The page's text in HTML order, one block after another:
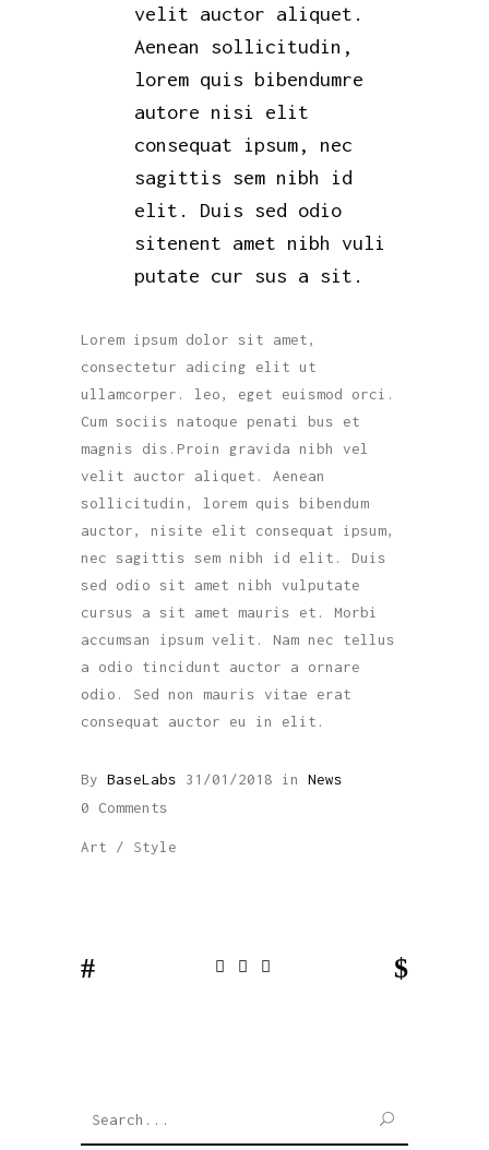
velit auctor aliquet.
Aenean sollicitudin,
lorem quis bibendumre
autore nisi elit
consequat ipsum, nec
sagittis sem nibh id
elit. Duis sed odio
sitenent amet nibh vuli
putate cur sus a sit.
Lorem ipsum dolor sit amet,
consectetur adicing elit ut
ullamcorper. leo, eget euismod orci.
Cum sociis natoque penati bus et
magnis dis.Proin gravida nibh vel
velit auctor aliquet. Aenean
sollicitudin, lorem quis bibendum
auctor, nisite elit consequat ipsum,
nec sagittis sem nibh id elit. Duis
sed odio sit amet nibh vulputate
cursus a sit amet mauris et. Morbi
accumsan ipsum velit. Nam nec tellus
a odio tincidunt auctor a ornare
odio. Sed non mauris vitae erat
consequat auctor eu in elit.
By BaseLabs 31/01/2018 in News
0 Comments
Art / Style